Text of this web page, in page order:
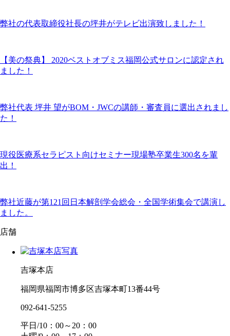
弊社の代表取締役社長の坪井がテレビ出演致しました！
【美の祭典】 2020ベストオブミス福岡公式サロンに認定され
ました！
弊社代表 坪井 望がBOM・JWCの講師・審査員に選出されまし
た！
現役医療系セラピスト向けセミナー現場塾卒業生300名を輩
出！
弊社近藤が第121回日本解剖学会総会・全国学術集会で講演し
ました。
店舗
吉塚本店
福岡県福岡市博多区吉塚本町13番44号
092-641-5255
平日/10：00～20：00